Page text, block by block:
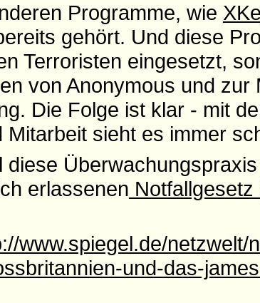
Programme, wie
gehört. Und diese
Terroristen eingesetzt,
von Anonymous und zur
Die Folge ist klar - mit
Mitarbeit sieht es immer
diese
erlassenen
www.spiegel.de/netzwelt/
und-das-